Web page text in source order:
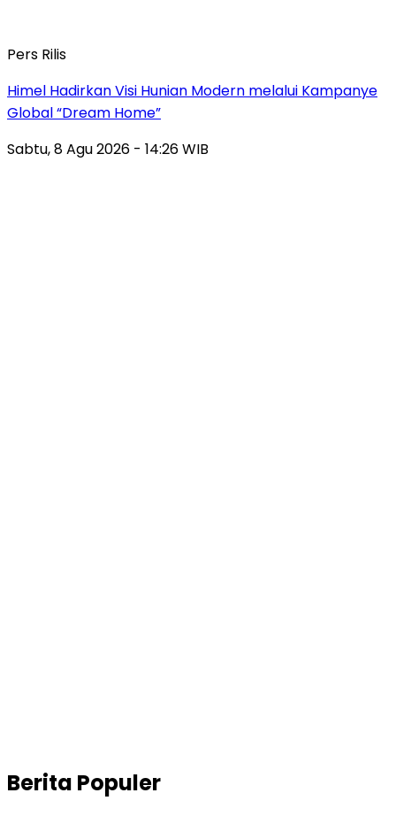
Pers Rilis
Himel Hadirkan Visi Hunian Modern melalui Kampanye
Global “Dream Home”
Sabtu, 8 Agu 2026 - 14:26 WIB
Berita Populer